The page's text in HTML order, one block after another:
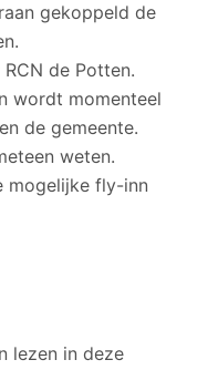
gekoppeld de
de Potten.
wordt momenteel
de gemeente.
weten.
mogelijke fly-inn
lezen in deze